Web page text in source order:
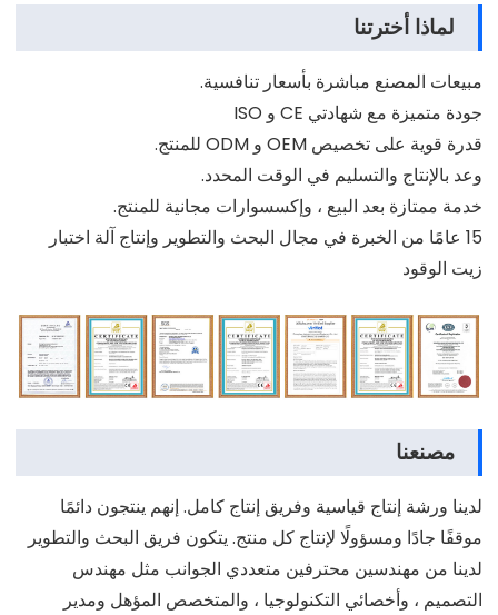
لماذا أخترتنا
مبيعات المصنع مباشرة بأسعار تنافسية.
جودة متميزة مع شهادتي CE و ISO
قدرة قوية على تخصيص OEM و ODM للمنتج.
وعد بالإنتاج والتسليم في الوقت المحدد.
خدمة ممتازة بعد البيع ، وإكسسوارات مجانية للمنتج.
15 عامًا من الخبرة في مجال البحث والتطوير وإنتاج آلة اختبار
زيت الوقود
مصنعنا
لدينا ورشة إنتاج قياسية وفريق إنتاج كامل. إنهم ينتجون دائمًا
موقفًا جادًا ومسؤولًا لإنتاج كل منتج. يتكون فريق البحث والتطوير
لدينا من مهندسين محترفين متعددي الجوانب مثل مهندس
التصميم ، وأخصائي التكنولوجيا ، والمتخصص المؤهل ومدير